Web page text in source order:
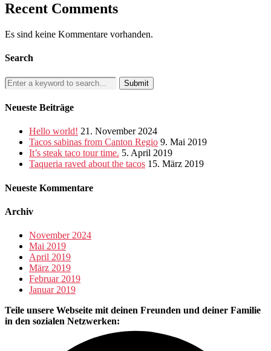
Recent Comments
Es sind keine Kommentare vorhanden.
Search
Neueste Beiträge
Hello world! 21. November 2024
Tacos sabinas from Canton Regio 9. Mai 2019
It’s steak taco tour time. 5. April 2019
Taqueria raved about the tacos 15. März 2019
Neueste Kommentare
Archiv
November 2024
Mai 2019
April 2019
März 2019
Februar 2019
Januar 2019
Teile unsere Webseite mit deinen Freunden und deiner Familie
in den sozialen Netzwerken: